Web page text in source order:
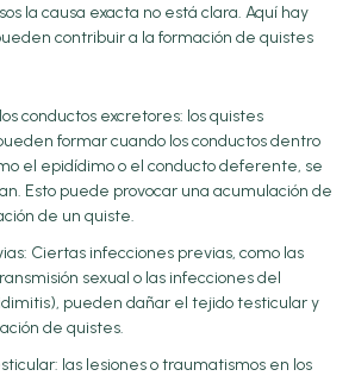
la causa exacta no está clara. Aquí hay
contribuir a la formación de quistes
conductos excretores: los quistes
formar cuando los conductos dentro
el epidídimo o el conducto deferente, se
Esto puede provocar una acumulación de
de un quiste.
Ciertas infecciones previas, como las
sexual o las infecciones del
pueden dañar el tejido testicular y
de quistes.
las lesiones o traumatismos en los